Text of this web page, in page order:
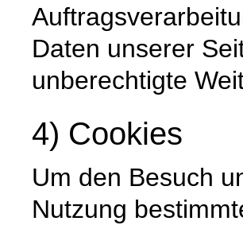
Daten unserer
unberechtigte
4) Cookies
Um den Besuch
Nutzung